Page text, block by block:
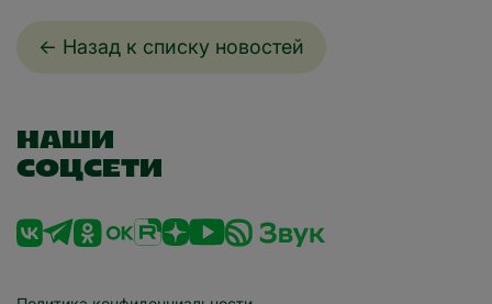
Чита
← Назад к списку новостей
НАШИ
СОЦСЕТИ